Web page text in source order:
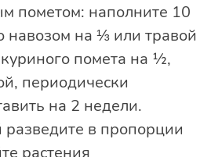
пометом: наполните 10
навозом на ⅓ или травой
помета на ½,
периодически
на 2 недели.
разведите в пропорции
растения